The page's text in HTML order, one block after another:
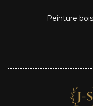
Peinture